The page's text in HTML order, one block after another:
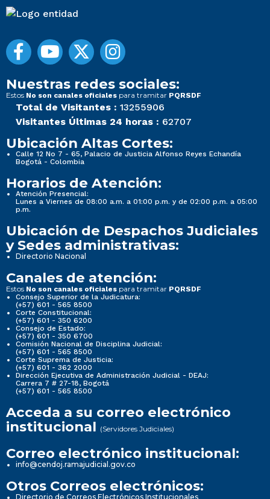
Nuestras redes sociales:
Estos No son canales oficiales para tramitar PQRSDF
Total de Visitantes : 13255906
Visitantes Últimas 24 horas : 62707
Ubicación Altas Cortes:
Calle 12 No 7 - 65, Palacio de Justicia Alfonso Reyes Echandía
Bogotá - Colombia
Horarios de Atención:
Atención Presencial:
Lunes a Viernes de 08:00 a.m. a 01:00 p.m. y de 02:00 p.m. a 05:00
p.m.
Ubicación de Despachos Judiciales
y Sedes administrativas:
Directorio Nacional
Canales de atención:
Estos No son canales oficiales para tramitar PQRSDF
Consejo Superior de la Judicatura:
(+57) 601 - 565 8500
Corte Constitucional:
(+57) 601 - 350 6200
Consejo de Estado:
(+57) 601 - 350 6700
Comisión Nacional de Disciplina Judicial:
(+57) 601 - 565 8500
Corte Suprema de Justicia:
(+57) 601 - 362 2000
Dirección Ejecutiva de Administración Judicial - DEAJ:
Carrera 7 # 27-18, Bogotá
(+57) 601 - 565 8500
Acceda a su correo electrónico
institucional (Servidores Judiciales)
Correo electrónico institucional:
info@cendoj.ramajudicial.gov.co
Otros Correos electrónicos:
Directorio de Correos Electrónicos Institucionales